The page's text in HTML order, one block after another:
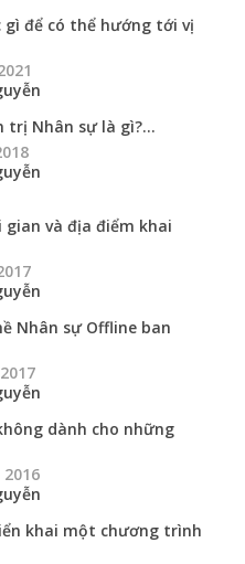
gì để có thể hướng tới vị
trị Nhân sự là gì?...
gian và địa điểm khai
Nhân sự Offline ban
dành cho những
khai một chương trình